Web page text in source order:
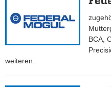
BCA,
weiteren.